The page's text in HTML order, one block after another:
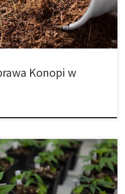
Poniżej znajdziesz
Konopi w
i jak to zrobić? Niezależnie od
czy indoor, przesadzanie